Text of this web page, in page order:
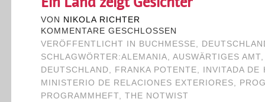
VON
NIKOLA RICHTER
KOMMENTARE GESCHLOSSEN
VERÖFFENTLICHT IN
BUCHMESSE,
SCHLAGWÖRTER:ALEMANIA,AUSWÄRTIGES AMT
DEUTSCHLAND, FRANKA POTENTE,
INVITADA DE
MINISTERIO DE RELACIONES EXTERIORES,
PROGRAMMHEFT, THE NOTWIST